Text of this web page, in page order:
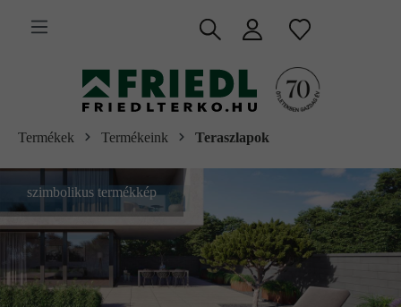
tartalomra
Termékek Termékeink Teraszlapok
szimbolikus termékkép